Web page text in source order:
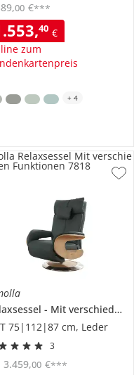
,40 €
zum
,00 €***
+ 4
Mit verschiedenen Funktionen
75|112|87 cm, Leder
3
3.459,00 €***
Relaxsessel Mit verschie
Funktionen 7818